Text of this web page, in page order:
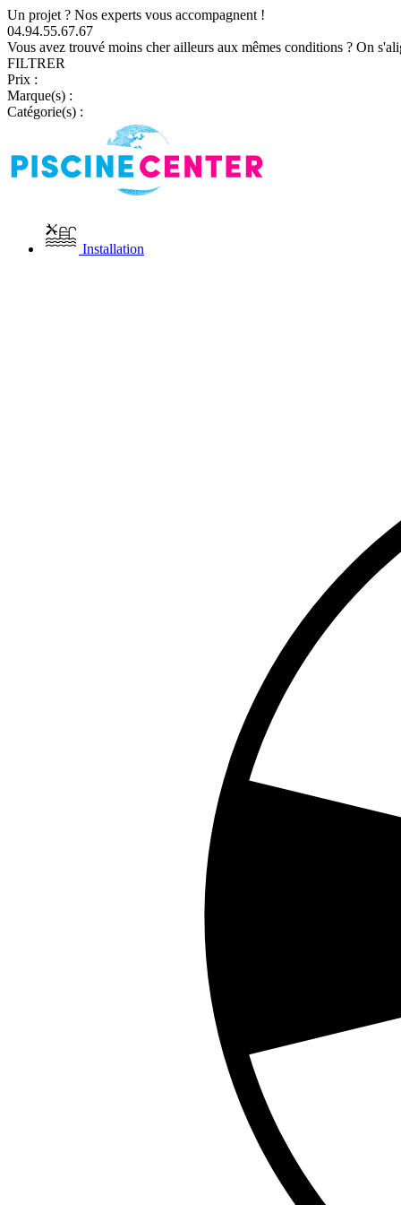
Un projet ? Nos experts vous accompagnent !
04.94.55.67.67
Vous avez trouvé moins cher ailleurs aux mêmes conditions ? On
FILTRER
Prix :
Marque(s) :
Catégorie(s) :
Installation